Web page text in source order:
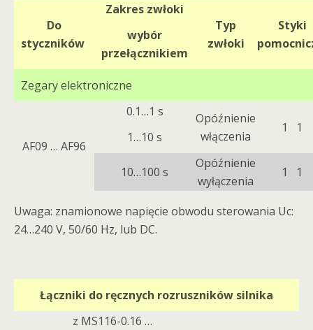
Do
styczników
Zakres zwłoki
Typ
zwłoki
Styki
wybór
przełącznikiem
Zegary elektroniczne
AF09 … AF96
0.1…1 s
Opóźnienie
włączenia
1 1
1…10 s
10…100 s
Opóźnienie
wyłączenia
1 1
Uwaga: znamionowe napięcie obwodu sterowania Uc:
24…240 V, 50/60 Hz, lub DC.
Łączniki do ręcznych rozruszników silnika
z MS116-0.16 …